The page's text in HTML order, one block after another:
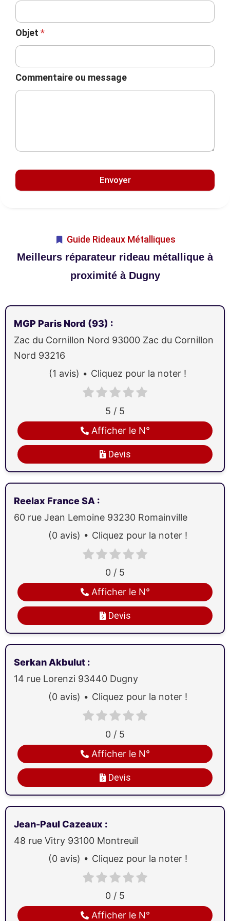
Objet *
Commentaire ou message
Envoyer
Guide Rideaux Métalliques
Meilleurs réparateur rideau métallique à
proximité à Dugny
MGP Paris Nord (93) :
Zac du Cornillon Nord 93000 Zac du Cornillon
Nord 93216
Devis
Afficher le N°
5 / 5
(1 avis) Cliquez pour la noter !
Reelax France SA :
60 rue Jean Lemoine 93230 Romainville
Devis
Afficher le N°
0 / 5
(0 avis) Cliquez pour la noter !
Serkan Akbulut :
14 rue Lorenzi 93440 Dugny
Devis
Afficher le N°
0 / 5
(0 avis) Cliquez pour la noter !
Jean-Paul Cazeaux :
48 rue Vitry 93100 Montreuil
Afficher le N°
0 / 5
(0 avis) Cliquez pour la noter !